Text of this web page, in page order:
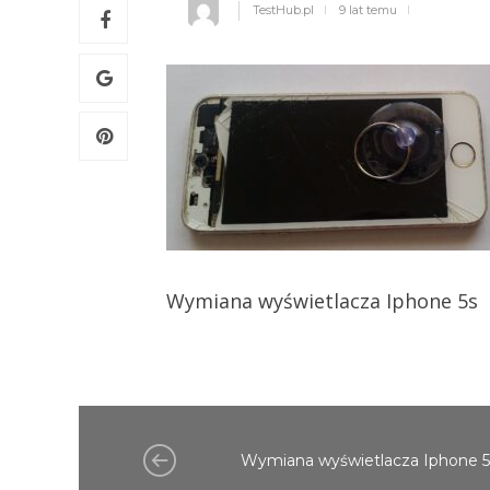
TestHub.pl 9 lat temu
Wymiana wyświetlacza Iphone 5s
Wymiana wyświetlacza Iphone